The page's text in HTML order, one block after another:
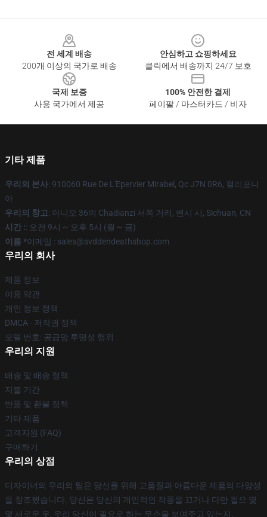
전 세계 배송
200개 이상의 국가로 배송
안심하고 쇼핑하세요
클릭에서 배송까지 24/7 보호
국제 보증
사용 국가에서 제공
100% 안전한 결제
페이팔 / 마스터카드 / 비자
기타 제품
우리의 본사: 910060 Rue De L'Epervier Mirabel, Qc J7N 0R6, 캘리포니
아
우리의 창고: 아니오 36의 Chadianzi 서쪽 거리, 벤시 시, Sichuan, CN
시간 :: 오전 9시 ~ 오후 5시 (월 ~ 금)
이름 *이메일 : sales@svddendeathshop.com
우리의 회사
제품 정보
이용 약관
개인 정보 정책
DMCA - 저작권 정책
모델 번호: 공급망 투명성 행위
우리의 지원
배송 및 배송 정책
지불 기간
반품 및 환불 정책
기타 제품
고객지원 (FAQ)
구매하기
우리의 상점
디자이너의 우리의 팀은 당신을 위해 고품질과 아름다운 제품의 다양성
을 창조했습니다. 당신은 당신의 개인적인 작풍을 끄거나 다만 필요 몇
몇 새로운 옷, 우리 당신이 필요로 하는 무슨을 보여주고 있는지.